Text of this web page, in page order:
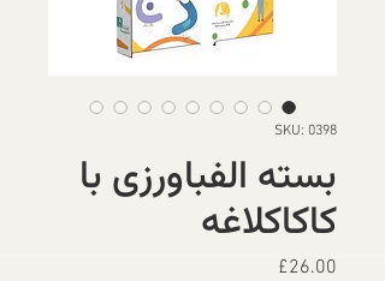
SKU: 0398
بسته الفباورزی با
کاکاکلاغه
£26.00